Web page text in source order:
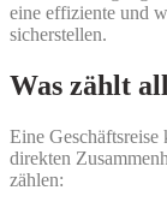
eine effiziente und
sicherstellen.
Was zählt
Eine
direkten
zählen: